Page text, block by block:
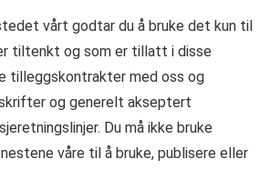
vårt godtar du å bruke det kun til
tiltenkt og som er tillatt i disse
tilleggskontrakter med oss og
og generelt akseptert
Du må ikke bruke
våre til å bruke, publisere eller